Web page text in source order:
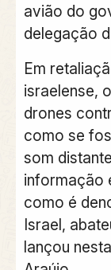
avião do
delegação
Em
israelense,
drones
como se
som
informação
como é
Israel,
lançou